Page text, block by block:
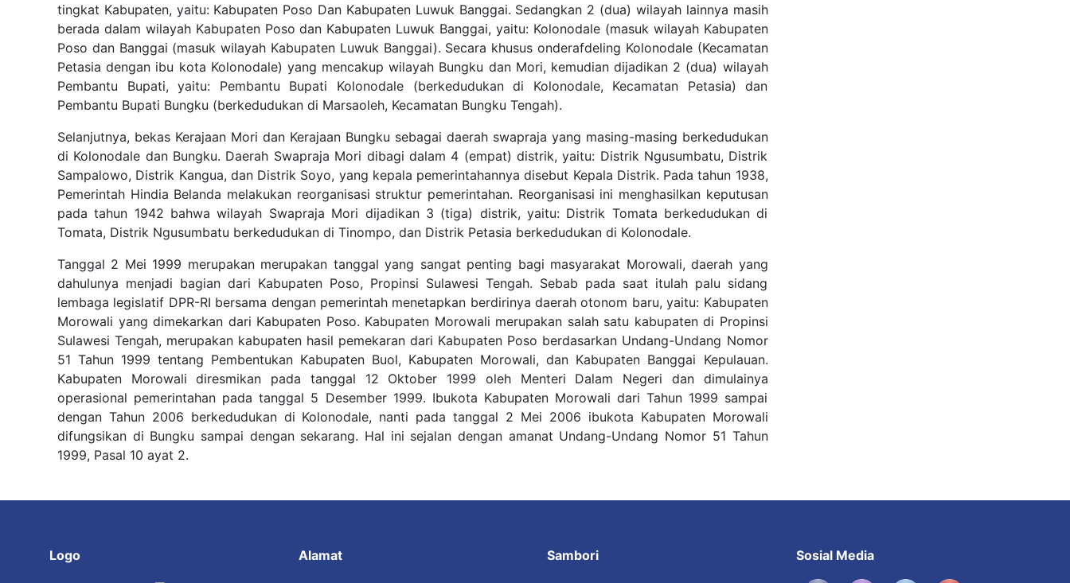
tingkat Kabupaten, yaitu: Kabupaten Poso Dan Kabupaten Luwuk Banggai. Sedangkan 2 (dua) wilayah lainnya masih
berada dalam wilayah Kabupaten Poso dan Kabupaten Luwuk Banggai, yaitu: Kolonodale (masuk wilayah Kabupaten
Poso dan Banggai (masuk wilayah Kabupaten Luwuk Banggai). Secara khusus onderafdeling Kolonodale (Kecamatan
Petasia dengan ibu kota Kolonodale) yang mencakup wilayah Bungku dan Mori, kemudian dijadikan 2 (dua) wilayah
Pembantu Bupati, yaitu: Pembantu Bupati Kolonodale (berkedudukan di Kolonodale, Kecamatan Petasia) dan
Pembantu Bupati Bungku (berkedudukan di Marsaoleh, Kecamatan Bungku Tengah).
Selanjutnya, bekas Kerajaan Mori dan Kerajaan Bungku sebagai daerah swapraja yang masing-masing berkedudukan
di Kolonodale dan Bungku. Daerah Swapraja Mori dibagi dalam 4 (empat) distrik, yaitu: Distrik Ngusumbatu, Distrik
Sampalowo, Distrik Kangua, dan Distrik Soyo, yang kepala pemerintahannya disebut Kepala Distrik. Pada tahun 1938,
Pemerintah Hindia Belanda melakukan reorganisasi struktur pemerintahan. Reorganisasi ini menghasilkan keputusan
pada tahun 1942 bahwa wilayah Swapraja Mori dijadikan 3 (tiga) distrik, yaitu: Distrik Tomata berkedudukan di
Tomata, Distrik Ngusumbatu berkedudukan di Tinompo, dan Distrik Petasia berkedudukan di Kolonodale.
Tanggal 2 Mei 1999 merupakan merupakan tanggal yang sangat penting bagi masyarakat Morowali, daerah yang
dahulunya menjadi bagian dari Kabupaten Poso, Propinsi Sulawesi Tengah. Sebab pada saat itulah palu sidang
lembaga legislatif DPR-RI bersama dengan pemerintah menetapkan berdirinya daerah otonom baru, yaitu: Kabupaten
Morowali yang dimekarkan dari Kabupaten Poso. Kabupaten Morowali merupakan salah satu kabupaten di Propinsi
Sulawesi Tengah, merupakan kabupaten hasil pemekaran dari Kabupaten Poso berdasarkan Undang-Undang Nomor
51 Tahun 1999 tentang Pembentukan Kabupaten Buol, Kabupaten Morowali, dan Kabupaten Banggai Kepulauan.
Kabupaten Morowali diresmikan pada tanggal 12 Oktober 1999 oleh Menteri Dalam Negeri dan dimulainya
operasional pemerintahan pada tanggal 5 Desember 1999. Ibukota Kabupaten Morowali dari Tahun 1999 sampai
dengan Tahun 2006 berkedudukan di Kolonodale, nanti pada tanggal 2 Mei 2006 ibukota Kabupaten Morowali
difungsikan di Bungku sampai dengan sekarang. Hal ini sejalan dengan amanat Undang-Undang Nomor 51 Tahun
1999, Pasal 10 ayat 2.
Logo Alamat Sambori Sosial Media